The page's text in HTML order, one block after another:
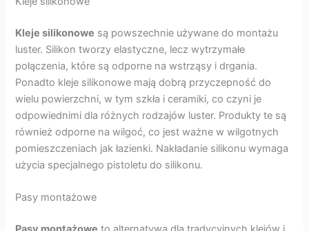
Kleje silikonowe są powszechnie używane do montażu
luster. Silikon tworzy elastyczne, lecz wytrzymałe
połączenia, które są odporne na wstrząsy i drgania.
Ponadto kleje silikonowe mają dobrą przyczepność do
wielu powierzchni, w tym szkła i ceramiki, co czyni je
odpowiednimi dla różnych rodzajów luster. Produkty te są
również odporne na wilgoć, co jest ważne w wilgotnych
pomieszczeniach jak łazienki. Nakładanie silikonu wymaga
użycia specjalnego pistoletu do silikonu.
Pasy montażowe